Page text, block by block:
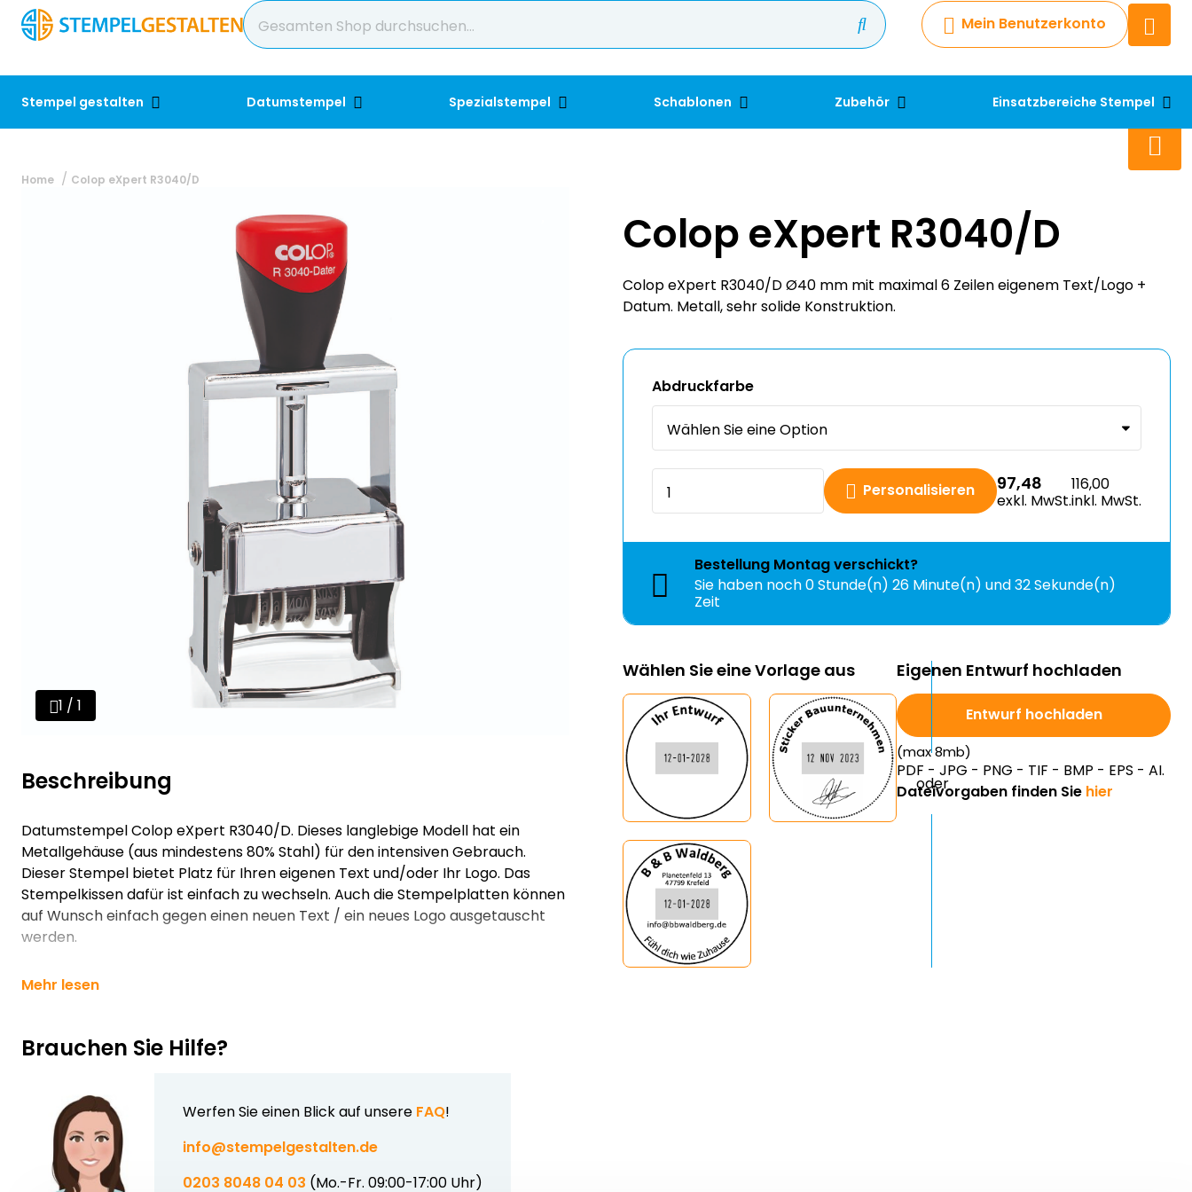
Mein Benutzerkonto
Stempel gestalten Datumstempel Spezialstempel Schablonen Zubehör Einsatzbereiche Stempel
Chatbot
Chatten Sie 24/7 mit unserem
+49 2038 0480 403
Home Colop eXpert R3040/D
1 / 1
Beschreibung
Datumstempel Colop eXpert R3040/D. Dieses langlebige Modell hat ein
Metallgehäuse (aus mindestens 80% Stahl) für den intensiven Gebrauch.
Dieser Stempel bietet Platz für Ihren eigenen Text und/oder Ihr Logo. Das
Stempelkissen dafür ist einfach zu wechseln. Auch die Stempelplatten können
auf Wunsch einfach gegen einen neuen Text / ein neues Logo ausgetauscht
werden.
Mehr lesen
Brauchen Sie Hilfe?
Werfen Sie einen Blick auf unsere FAQ!
info@stempelgestalten.de
0203 8048 04 03 (Mo.-Fr. 09:00-17:00 Uhr)
Colop eXpert R3040/D
Colop eXpert R3040/D Ø40 mm mit maximal 6 Zeilen eigenem Text/Logo +
Datum. Metall, sehr solide Konstruktion.
97,48
exkl. MwSt.
116,00
BestellungMontagverschickt?
Sie haben noch0 Stunde(n) 26 Minute(n) und 31 Sekunde(n) Zeit
Wählen Sie eine Vorlage aus Eigenen Entwurf hochladen
Entwurf hochladen
(max 8mb)
PDF - JPG - PNG - TIF - BMP - EPS - AI.
Dateivorgaben finden Sie